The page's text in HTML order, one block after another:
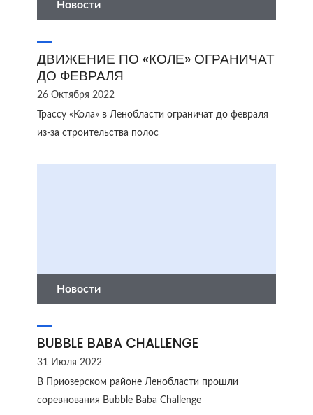
Новости
ДВИЖЕНИЕ ПО «КОЛЕ» ОГРАНИЧАТ
ДО ФЕВРАЛЯ
26 Октября 2022
Трассу «Кола» в Ленобласти ограничат до февраля
из-за строительства полос
Новости
BUBBLE BABA CHALLENGE
31 Июля 2022
В Приозерском районе Ленобласти прошли
соревнования Bubble Baba Challenge